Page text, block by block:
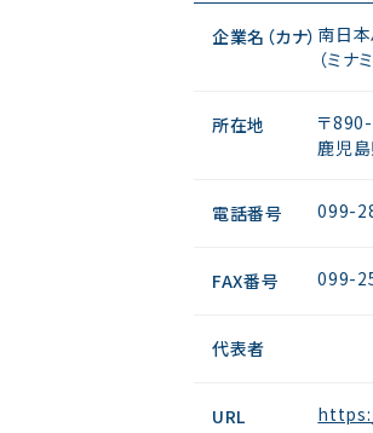
企業名（カナ） 南日
（ミナ
所在地
〒
鹿児
電話番号 099-
FAX番号 099-
代表者
URL